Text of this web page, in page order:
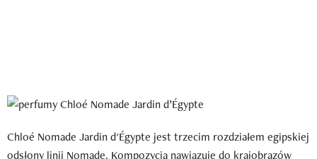
Chloé Nomade Jardin d'Égypte jest trzecim rozdziałem egipskiej
odsłony linii Nomade. Kompozycja nawiązuje do krajobrazów